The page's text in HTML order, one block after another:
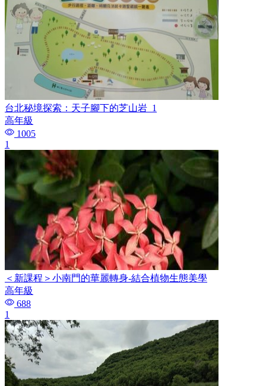
台北秘境探索：天子腳下的芝山岩_1
高年級
1005
1
＜新課程＞小南門的華麗轉身-結合植物生態美學
高年級
688
1